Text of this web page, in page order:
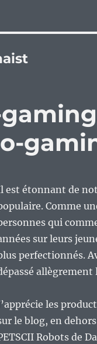
est étonnant de
Comme
qui
sur leurs
perfectionnés.
allègrement
les
le blog, en
Robots de